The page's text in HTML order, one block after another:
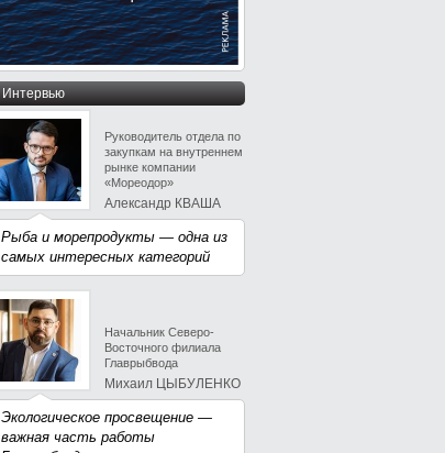
Интервью
Руководитель отдела по
закупкам на внутреннем
рынке компании
«Мореодор»
Александр КВАША
Рыба и морепродукты — одна из
самых интересных категорий
Начальник Северо-
Восточного филиала
Главрыбвода
Михаил ЦЫБУЛЕНКО
Экологическое просвещение —
важная часть работы